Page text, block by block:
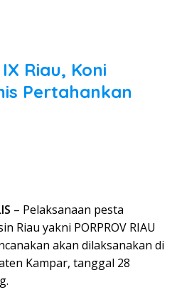
Riau, Koni
Pertahankan
– Pelaksanaan pesta
Riau yakni PORPROV RIAU
akan dilaksanakan di
Kampar, tanggal 28